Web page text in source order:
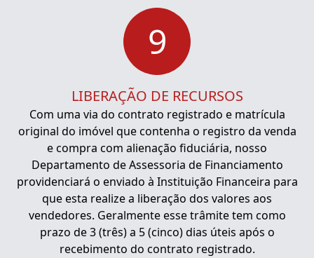
9
LIBERAÇÃO DE RECURSOS
Com uma via do contrato registrado e matrícula
original do imóvel que contenha o registro da venda
e compra com alienação fiduciária, nosso
Departamento de Assessoria de Financiamento
providenciará o enviado à Instituição Financeira para
que esta realize a liberação dos valores aos
vendedores. Geralmente esse trâmite tem como
prazo de 3 (três) a 5 (cinco) dias úteis após o
recebimento do contrato registrado.